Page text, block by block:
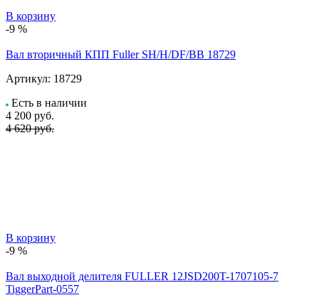
В корзину
-9 %
Вал вторичный КПП Fuller SH/H/DF/BB 18729
Артикул: 18729
Есть в наличии
4 200 руб.
4 620 руб.
В корзину
-9 %
Вал выходной делителя FULLER 12JSD200T-1707105-7
TiggerPart-0557